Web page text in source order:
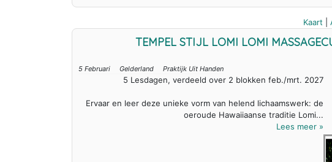
Kaart
TEMPEL STIJL LOMI LOMI
5 Februari Gelderland Praktijk Uit Handen
5 Lesdagen, verdeeld over 2 blokken feb./mrt. 2027
Ervaar en leer deze unieke vorm van helend lichaamswerk: de
oeroude Hawaiiaanse traditie Lomi...
Lees meer »